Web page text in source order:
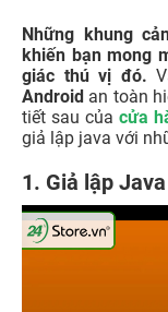
Những khung
khiến bạn mong
giác thú vị đó.
Android an toàn
tiết sau của cửa
giả lập java với
1. Giả lập